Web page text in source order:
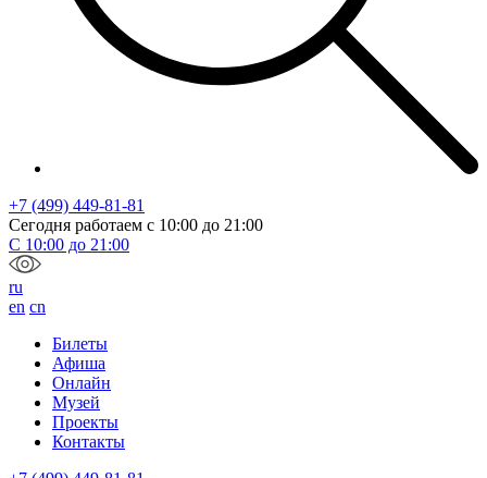
+7 (499) 449-81-81
Сегодня работаем с 10:00 до 21:00
С 10:00 до 21:00
ru
en cn
Билеты
Афиша
Онлайн
Музей
Проекты
Контакты